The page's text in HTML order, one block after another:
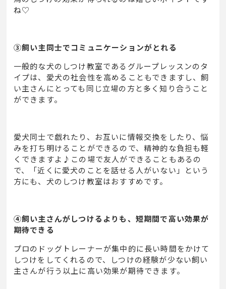
ね♡
③飼い主同士でコミュニケーションがとれる
一般的な犬のしつけ教室であるグループレッスンのタ
イプは、愛犬の社会性を高めることもできますし、飼
い主さんにとっても同じ立場の方と多く知り合うこと
ができます。
愛犬同士で戯れたり、お互いに情報交換をしたり、悩
みを打ち明けることができるので、精神的な負担も軽
くできますよ♪この場で友人ができることもあるの
で、「近くに愛犬のことを話せる人がいない」という
方にも、犬のしつけ教室はおすすめです。
④飼い主さんがしつけるよりも、短期間で高い効果が
期待できる
プロのドッグトレーナーが集中的に長い時間をかけて
しつけをしてくれるので、しつけの経験が少ない飼い
主さんが行う以上に高い効果が期待できます。